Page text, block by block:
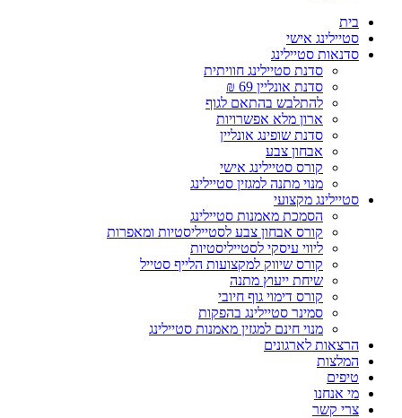
בית
סטיילינג אישי
סדנאות סטיילינג
סדנת סטיילינג חוויתית
סדנת אונליין 69 ₪
להתלבש בהתאם לגוף
ארון מלא אפשרויות
סדנת שופינג אונליין
אבחון צבע
קורס סטיילינג אישי
מנוי מתנה למגזין סטיילינג
סטיילינג מקצועי
הסמכת מאמנות סטיילינג
קורס אבחון צבע לסטייליסטיות ומאפרות
ליווי עיסקי לסטייליסטיות
קורס שיווק למקצועות הלייף סטייל
שיחת ייעוץ מתנה
קורס דימוי גוף חיובי
סמינר סטיילינג בהפקות
מנוי חינם למגזין מאמנות סטיילינג
הרצאות לארגונים
המלצות
טיפים
מי אנחנו
צרי קשר